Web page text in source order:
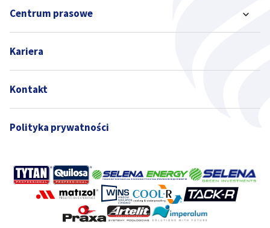
Centrum prasowe
Kariera
Kontakt
Polityka prywatności